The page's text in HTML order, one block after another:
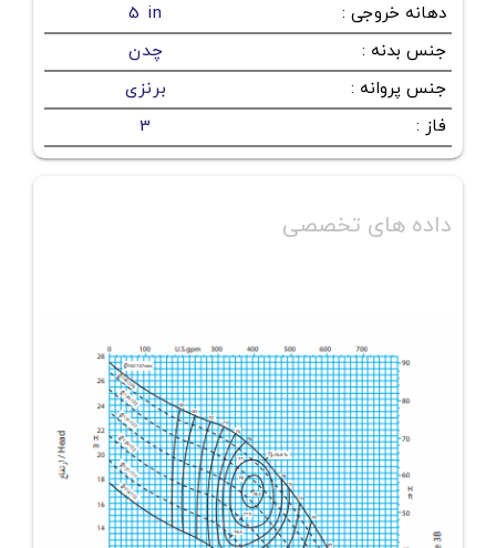
دهانه خروجی :
5 in
جنس بدنه :
چدن
جنس پروانه :
برنزی
فاز :
3
داده های تخصصی